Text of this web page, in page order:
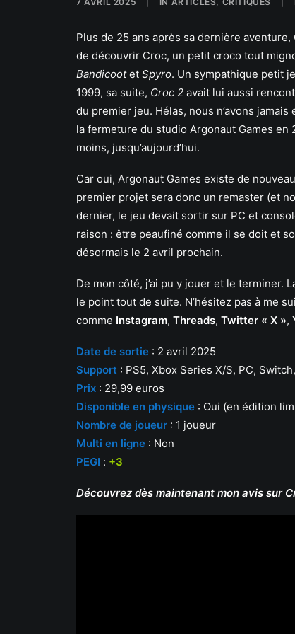
Plus de 25 ans après sa dernière
de découvrir Croc, un petit croco tout
Bandicootet Spyro. Un sympathique petit
1999, sa suite, Croc 2 avait lui aussi
du premier jeu. Hélas, nous n’avons
la fermeture du studio Argonaut Games
moins, jusqu’aujourd’hui.
Car oui, Argonaut Games existe de
premier projet sera donc un remaster (et
dernier, le jeu devait sortir sur PC et
raison : être peaufiné comme il se doit et
désormais le 2 avril prochain.
De mon côté, j’ai pu y jouer et le terminer.
le point tout de suite. N’hésitez pas à me
comme Instagram, Threads, Twitter « X »,
Date de sortie : 2 avril 2025
Support : PS5, Xbox Series X/S, PC,
Prix : 29,99 euros
Disponible en physique : Oui (en édition
Nombre de joueur : 1 joueur
Multi en ligne : Non
PEGI : +3
Découvrez dès maintenant mon avis sur